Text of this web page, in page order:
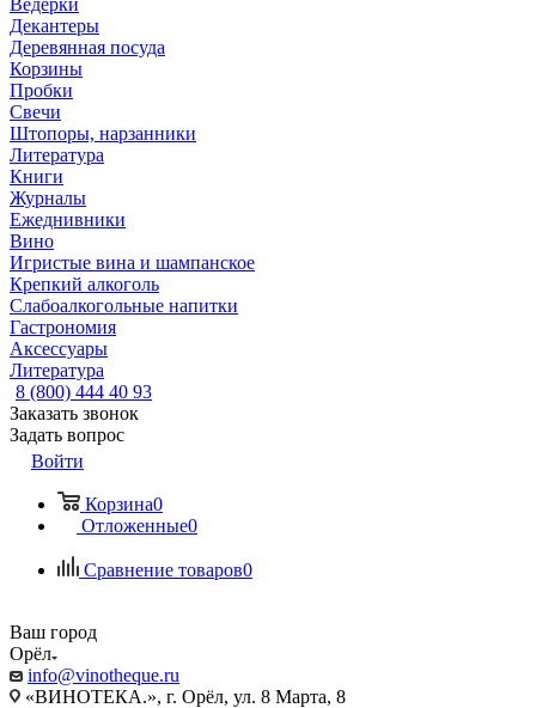
Ведёрки
Декантеры
Деревянная посуда
Корзины
Пробки
Свечи
Штопоры, нарзанники
Литература
Книги
Журналы
Ежеднивники
Вино
Игристые вина и шампанское
Крепкий алкоголь
Слабоалкогольные напитки
Гастрономия
Аксессуары
Литература
8 (800) 444 40 93
Заказать звонок
Задать вопрос
Войти
Корзина0
Отложенные0
Сравнение товаров0
Ваш город
Орёл
info@vinotheque.ru
«ВИНОТЕКА.», г. Орёл, ул. 8 Марта, 8